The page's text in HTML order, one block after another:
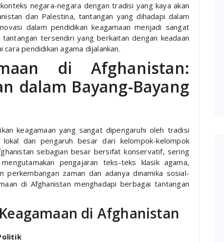
negara-negara dengan tradisi yang kaya akan
dan Palestina, tantangan yang dihadapi dalam
dalam pendidikan keagamaan menjadi sangat
tersendiri yang berkaitan dengan keadaan
pendidikan agama dijalankan.
di Afghanistan:
dalam Bayang-Bayang
keagamaan yang sangat dipengaruhi oleh tradisi
dan pengaruh besar dari kelompok-kelompok
sebagian besar bersifat konservatif, sering
pengajaran teks-teks klasik agama,
perkembangan zaman dan adanya dinamika sosial-
di Afghanistan menghadapi berbagai tantangan
di Afghanistan